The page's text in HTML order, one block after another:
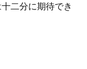
二分に期待でき